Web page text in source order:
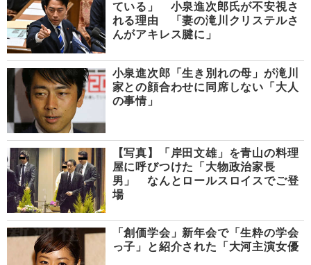
ている」 小泉進次郎氏が不安視さ
れる理由 「妻の滝川クリステルさ
んがアキレス腱に」
小泉進次郎「生き別れの母」が滝川
家との顔合わせに同席しない「大人
の事情」
【写真】「岸田文雄」を青山の料理
屋に呼びつけた「大物政治家長
男」 なんとロールスロイスでご登
場
「創価学会」新年会で「生粋の学会
っ子」と紹介された「大河主演女優